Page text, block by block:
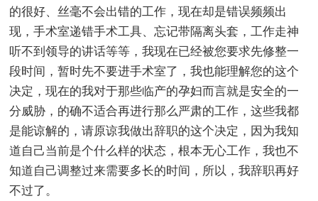
的很好、丝毫不会出错的工作，现在却是错误频频出
现，手术室递错手术工具、忘记带隔离头套，工作走神
听不到领导的讲话等等，我现在已经被您要求先修整一
段时间，暂时先不要进手术室了，我也能理解您的这个
决定，现在的我对于那些临产的孕妇而言就是安全的一
分威胁，的确不适合再进行那么严肃的工作，这些我都
是能谅解的，请原谅我做出辞职的这个决定，因为我知
道自己当前是个什么样的状态，根本无心工作，我也不
知道自己调整过来需要多长的时间，所以，我辞职再好
不过了。